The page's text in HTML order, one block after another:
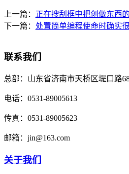
上一篇： 正在搜刮框中把创做东西
下一篇： 处置简单编程使命时确实
联系我们
总部： 山东省济南市天桥区堤口路
电话： 0531-89005613
传真： 0531-89005623
邮箱： jin@163.com
关于我们